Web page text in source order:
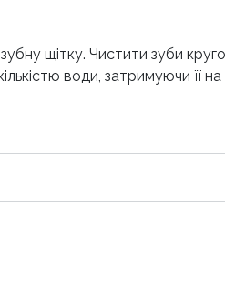
зубну щітку. Чистити зуби
води, затримуючи її